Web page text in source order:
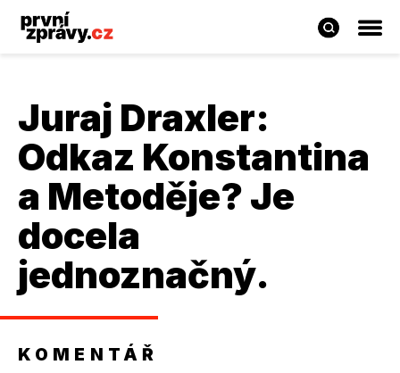
Juraj Draxler:
Odkaz Konstantina
a Metoděje? Je
docela
jednoznačný.
KOMENTÁŘ